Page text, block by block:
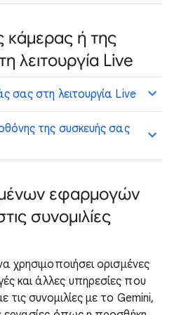
κάμερας ή της
λειτουργία Live
σας στη λειτουργία Live
της συσκευής σας
εφαρμογών
συνομιλίες
χρησιμοποιήσει ορισμένες
και άλλες υπηρεσίες που
τις συνομιλίες με το Gemini,